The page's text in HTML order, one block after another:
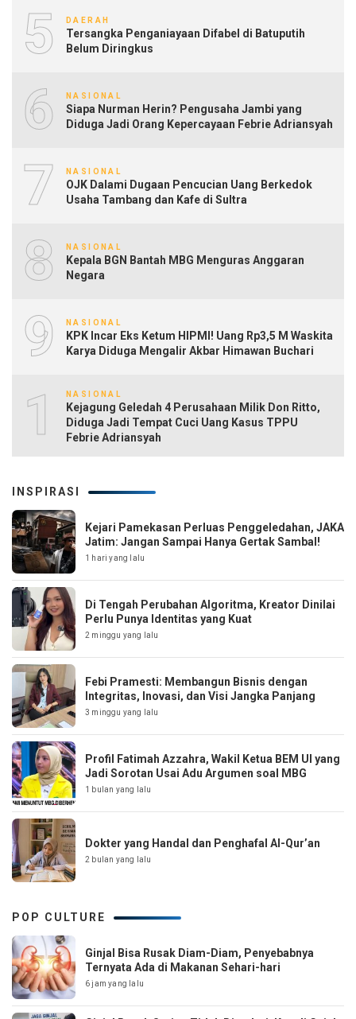
5 DAERAH
Tersangka Penganiayaan Difabel di Batuputih
Belum Diringkus
6 NASIONAL
Siapa Nurman Herin? Pengusaha Jambi yang
Diduga Jadi Orang Kepercayaan Febrie Adriansyah
7 NASIONAL
OJK Dalami Dugaan Pencucian Uang Berkedok
Usaha Tambang dan Kafe di Sultra
8 NASIONAL
Kepala BGN Bantah MBG Menguras Anggaran
Negara
9 NASIONAL
KPK Incar Eks Ketum HIPMI! Uang Rp3,5 M Waskita
Karya Diduga Mengalir Akbar Himawan Buchari
10NASIONAL
Kejagung Geledah 4 Perusahaan Milik Don Ritto,
Diduga Jadi Tempat Cuci Uang Kasus TPPU
Febrie Adriansyah
INSPIRASI
Kejari Pamekasan Perluas Penggeledahan, JAKA
Jatim: Jangan Sampai Hanya Gertak Sambal!
1 hari yang lalu
Di Tengah Perubahan Algoritma, Kreator Dinilai
Perlu Punya Identitas yang Kuat
2 minggu yang lalu
Febi Pramesti: Membangun Bisnis dengan
Integritas, Inovasi, dan Visi Jangka Panjang
3 minggu yang lalu
Profil Fatimah Azzahra, Wakil Ketua BEM UI yang
Jadi Sorotan Usai Adu Argumen soal MBG
1 bulan yang lalu
Dokter yang Handal dan Penghafal Al-Qur’an
2 bulan yang lalu
POP CULTURE
Ginjal Bisa Rusak Diam-Diam, Penyebabnya
Ternyata Ada di Makanan Sehari-hari
6 jam yang lalu